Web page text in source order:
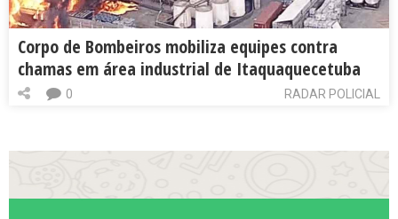
Corpo de Bombeiros mobiliza equipes contra
chamas em área industrial de Itaquaquecetuba
RADAR POLICIAL
0